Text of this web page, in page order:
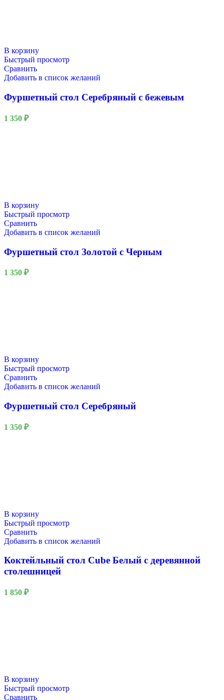
В корзину
Быстрый просмотр
Сравнить
Добавить в список желаний
Фуршетный стол Серебряный с бежевым
1 350 ₽
В корзину
Быстрый просмотр
Сравнить
Добавить в список желаний
Фуршетный стол Золотой с Черным
1 350 ₽
В корзину
Быстрый просмотр
Сравнить
Добавить в список желаний
Фуршетный стол Серебряный
1 350 ₽
В корзину
Быстрый просмотр
Сравнить
Добавить в список желаний
Коктейльный стол Cube Белый с деревянной
столешницей
1 850 ₽
В корзину
Быстрый просмотр
Сравнить